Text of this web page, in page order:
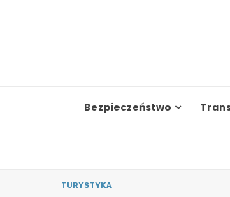
Bezpieczeństwo
TURYSTYKA